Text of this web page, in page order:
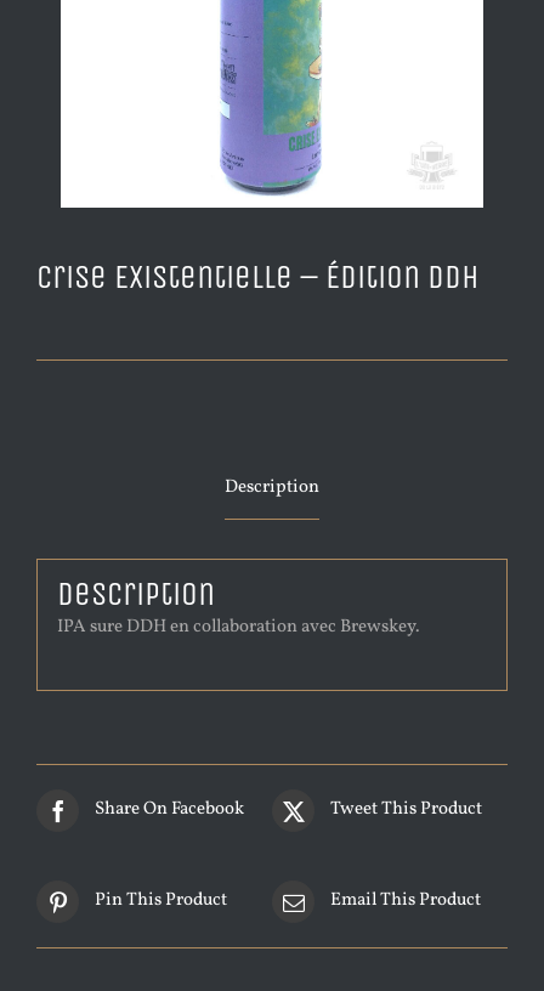
Crise Existentielle – Édition DDH
Description
Description
IPA sure DDH en collaboration avec Brewskey.
Share On Facebook Tweet This Product
Pin This Product Email This Product